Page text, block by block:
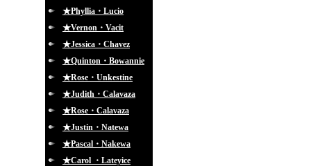
★Phyllia・Lucio
★Vernon・Vacit
★Jessica・Chavez
★Quinton・Bowannie
★Rose・Unkestine
★Judith・Calavaza
★Rose・Calavaza
★Justin・Natewa
★Pascal・Nakewa
★Carol ・Lateyice